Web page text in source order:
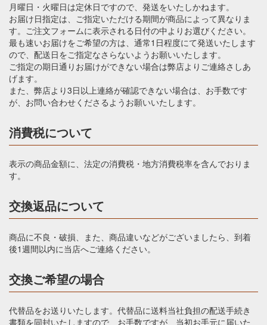
月曜日・火曜日は定休日ですので、発送をいたしかねます。
お届け日指定は、ご指定いただける期間が商品によって異なりま
す。ご注文フォームに表示される日付の中よりお選びください。
最も速いお届けをご希望の方は、通常1日程度にて発送いたします
ので、配送日をご指定なさらないようお願いいたします。
ご指定の期日通りお届けができない場合は弊店よりご連絡さしあ
げます。
また、弊店より3日以上連絡が確認できない場合は、お手数です
が、お問い合わせくださるようお願いいたします。
消費税について
表示の商品金額に、法定の消費税・地方消費税率を含んでおりま
す。
交換返品について
商品に不良・破損、また、商品違いなどがございましたら、到着
後1週間以内に当店へご連絡ください。
交換ご希望の場合
代替品をお送りいたします。代替品に送料当社負担の配送手続き
書類を同封いたしますので、お手数ですが、当初お手元に届いた